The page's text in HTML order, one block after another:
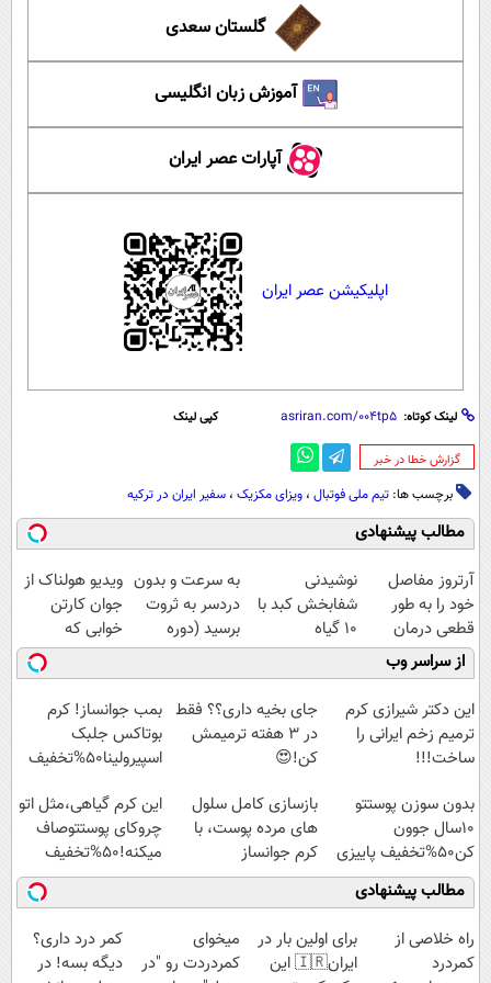
گلستان سعدی
آموزش زبان انگلیسی
آپارات عصر ایران
اپلیکیشن عصر ایران
لینک کوتاه: کپی لینک
‌گزارش خطا در خبر
برچسب ها: تیم ملی فوتبال ، ویزای مکزیک ، سفیر ایران در ترکیه
مطالب پیشنهادی
آرتروز مفاصل
خود را به طور
قطعی درمان
کنید!
◗پرسش‌نامه◖
نوشیدنی
شفابخش کبد با
10 گیاه
موثر(تخفیف تا
امشب)
به سرعت و بدون
دردسر به ثروت
برسید (دوره
کاملا رایگان
پولسازی)
ویدیو هولناک از
جوان کارتن
خوابی که
میلیاردر شد.
آموزش رایگان
از سراسر وب
این دکتر شیرازی کرم
ترمیم زخم ایرانی را
ساخت!!!
جای بخیه داری؟؟ فقط
در 3 هفته ترمیمش
کن!😍
بمب جوانساز! کرم
بوتاکس جلبک
اسپیرولینا50%تخفیف
بدون سوزن پوستتو
10سال جوون
کن50%تخفیف پاییزی
بازسازی کامل سلول
های مرده پوست، با
کرم جوانساز
جلبک(50% تخفیف)
این کرم گیاهی،مثل اتو
چروکای پوستتوصاف
میکنه!50%تخفیف
مطالب پیشنهادی
‌راه خلاصی از
کمردرد
برای اولین بار در
ایران🇮🇷 این
میخوای
کمردردت رو "در
کمر درد داری؟
دیگه بسه! در